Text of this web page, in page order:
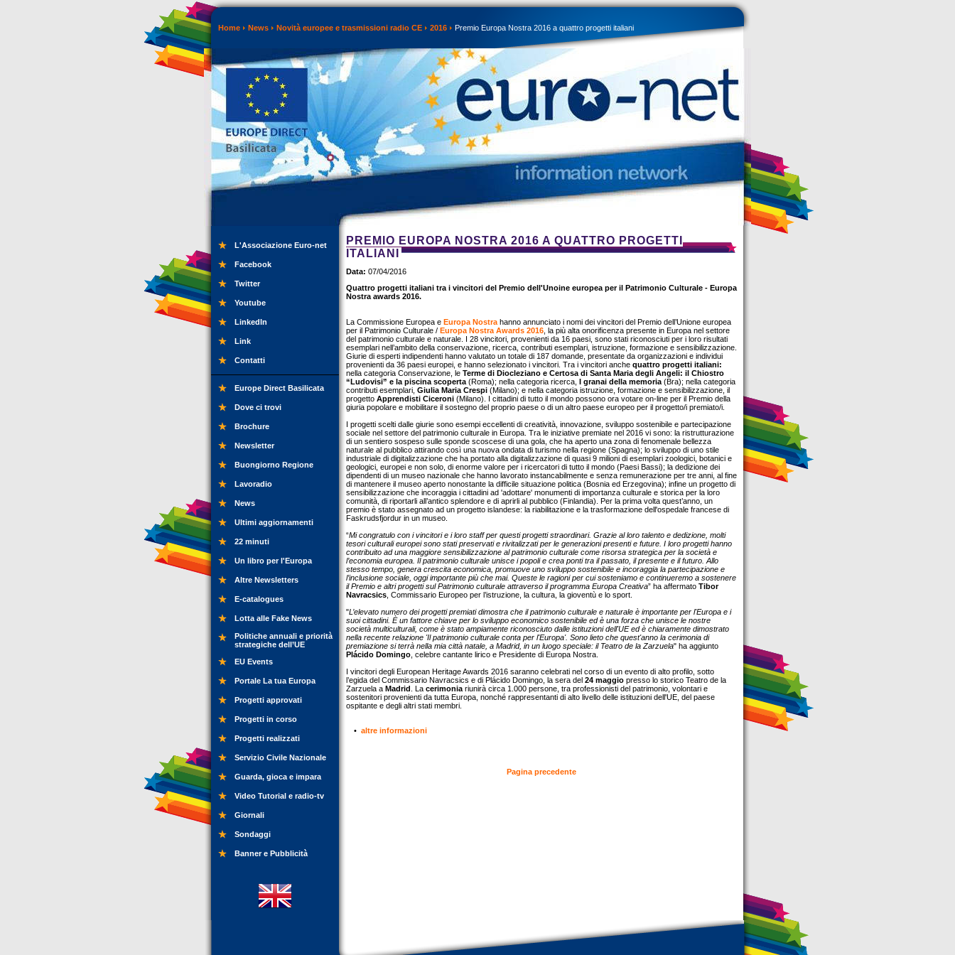
Home News Novità europee e trasmissioni radio CE 2016 Premio Europa Nostra 2016 a quattro progetti italiani
L'Associazione Euro-net
Facebook
Twitter
Youtube
LinkedIn
Link
Contatti
Europe Direct Basilicata
Dove ci trovi
Brochure
Newsletter
Buongiorno Regione
Lavoradio
News
Ultimi aggiornamenti
22 minuti
Un libro per l'Europa
Altre Newsletters
E-catalogues
Lotta alle Fake News
Politiche annuali e priorità
strategiche dell’UE
EU Events
Portale La tua Europa
Progetti approvati
Progetti in corso
Progetti realizzati
Servizio Civile Nazionale
Guarda, gioca e impara
Video Tutorial e radio-tv
Giornali
Sondaggi
Banner e Pubblicità
PREMIO EUROPA NOSTRA 2016 A QUATTRO PROGETTI
ITALIANI
Data: 07/04/2016
Quattro progetti italiani tra i vincitori del Premio dell'Unoine europea per il Patrimonio Culturale - Europa
Nostra awards 2016.
La Commissione Europea e Europa Nostra hanno annunciato i nomi dei vincitori del Premio dell’Unione europea
per il Patrimonio Culturale / Europa Nostra Awards 2016 , la più alta onorificenza presente in Europa nel settore
del patrimonio culturale e naturale. I 28 vincitori, provenienti da 16 paesi, sono stati riconosciuti per i loro risultati
esemplari nell’ambito della conservazione, ricerca, contributi esemplari, istruzione, formazione e sensibilizzazione.
Giurie di esperti indipendenti hanno valutato un totale di 187 domande, presentate da organizzazioni e individui
provenienti da 36 paesi europei, e hanno selezionato i vincitori. Tra i vincitori anche quattro progetti italiani:
nella categoria Conservazione, le Terme di Diocleziano e Certosa di Santa Maria degli Angeli: il Chiostro
“Ludovisi” e la piscina scoperta (Roma); nella categoria ricerca, I granai della memoria (Bra); nella categoria
contributi esemplari, Giulia Maria Crespi (Milano); e nella categoria istruzione, formazione e sensibilizzazione, il
progetto Apprendisti Ciceroni (Milano). I cittadini di tutto il mondo possono ora votare on-line per il Premio della
giuria popolare e mobilitare il sostegno del proprio paese o di un altro paese europeo per il progetto/i premiato/i.
I progetti scelti dalle giurie sono esempi eccellenti di creatività, innovazione, sviluppo sostenibile e partecipazione
sociale nel settore del patrimonio culturale in Europa. Tra le iniziative premiate nel 2016 vi sono: la ristrutturazione
di un sentiero sospeso sulle sponde scoscese di una gola, che ha aperto una zona di fenomenale bellezza
naturale al pubblico attirando così una nuova ondata di turismo nella regione (Spagna); lo sviluppo di uno stile
industriale di digitalizzazione che ha portato alla digitalizzazione di quasi 9 milioni di esemplari zoologici, botanici e
geologici, europei e non solo, di enorme valore per i ricercatori di tutto il mondo (Paesi Bassi); la dedizione dei
dipendenti di un museo nazionale che hanno lavorato instancabilmente e senza remunerazione per tre anni, al fine
di mantenere il museo aperto nonostante la difficile situazione politica (Bosnia ed Erzegovina); infine un progetto di
sensibilizzazione che incoraggia i cittadini ad 'adottare' monumenti di importanza culturale e storica per la loro
comunità, di riportarli all’antico splendore e di aprirli al pubblico (Finlandia). Per la prima volta quest’anno, un
premio è stato assegnato ad un progetto islandese: la riabilitazione e la trasformazione dell'ospedale francese di
Faskrudsfjordur in un museo.
“Mi congratulo con i vincitori e i loro staff per questi progetti straordinari. Grazie al loro talento e dedizione, molti
tesori culturali europei sono stati preservati e rivitalizzati per le generazioni presenti e future. I loro progetti hanno
contribuito ad una maggiore sensibilizzazione al patrimonio culturale come risorsa strategica per la società e
l’economia europea. Il patrimonio culturale unisce i popoli e crea ponti tra il passato, il presente e il futuro. Allo
stesso tempo, genera crescita economica, promuove uno sviluppo sostenibile e incoraggia la partecipazione e
l’inclusione sociale, oggi importante più che mai. Queste le ragioni per cui sosteniamo e continueremo a sostenere
il Premio e altri progetti sul Patrimonio culturale attraverso il programma Europa Creativa” ha affermato Tibor
Navracsics , Commissario Europeo per l’istruzione, la cultura, la gioventù e lo sport.
"L’elevato numero dei progetti premiati dimostra che il patrimonio culturale e naturale è importante per l'Europa e i
suoi cittadini. È un fattore chiave per lo sviluppo economico sostenibile ed è una forza che unisce le nostre
società multiculturali, come è stato ampiamente riconosciuto dalle istituzioni dell'UE ed è chiaramente dimostrato
nella recente relazione 'Il patrimonio culturale conta per l'Europa'. Sono lieto che quest'anno la cerimonia di
premiazione si terrà nella mia città natale, a Madrid, in un luogo speciale: il Teatro de la Zarzuela" ha aggiunto
Plácido Domingo , celebre cantante lirico e Presidente di Europa Nostra.
I vincitori degli European Heritage Awards 2016 saranno celebrati nel corso di un evento di alto profilo, sotto
l’egida del Commissario Navracsics e di Plácido Domingo, la sera del 24 maggio presso lo storico Teatro de la
Zarzuela a Madrid . La cerimonia riunirà circa 1.000 persone, tra professionisti del patrimonio, volontari e
sostenitori provenienti da tutta Europa, nonché rappresentanti di alto livello delle istituzioni dell'UE, del paese
ospitante e degli altri stati membri.
• altre informazioni
Pagina precedente